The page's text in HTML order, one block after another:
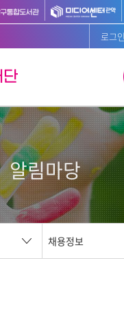
로그인
알림마당
채용정보